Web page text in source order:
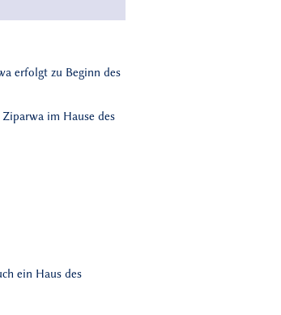
erfolgt zu Beginn des
im Hause des
ein Haus des